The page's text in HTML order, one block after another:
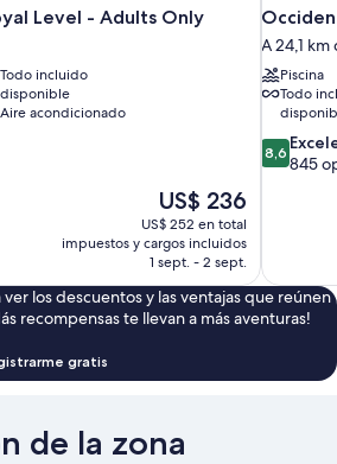
Level - Adults Only
Todo incluido
disponible
Aire acondicionado
El
precio
actual
es
de
US$ 236
US$ 236
US$ 252 en total
impuestos y cargos incluidos
1 sept. - 2 sept.
A 24,1
Piscina
Todo
8.6
de
8,6
845
ver los descuentos y las ventajas que reúnen
recompensas te llevan a más aventuras!
gratis
de la zona